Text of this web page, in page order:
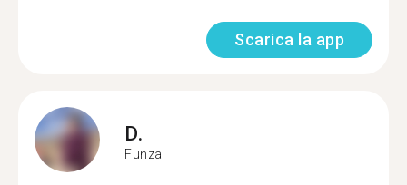
Scarica la app
D.
Funza